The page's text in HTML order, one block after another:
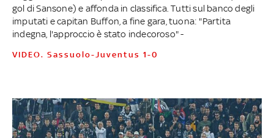
gol di Sansone) e affonda in classifica. Tutti sul banco degli
imputati e capitan Buffon, a fine gara, tuona: "Partita
indegna, l'approccio è stato indecoroso" -
VIDEO. Sassuolo-Juventus 1-0